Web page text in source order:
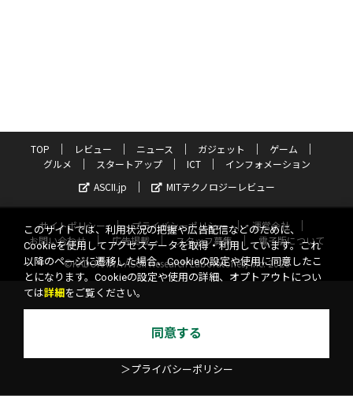
TOP レビュー ニュース ガジェット
ゲーム
グルメ
スタートアップ ICT
インフォメーション
ASCII.jp
MITテクノロジーレビュー
サイトポリシー プライバシーポリシー
運営会社
お問い合わせ
広告掲載 スタッフ募集
電子版について
©KADOKAWA ASCII Research Laboratories, Inc. 2026
このサイトでは、利用状況の把握や広告配信などのために、
Cookieを使用してアクセスデータを取得・利用しています。これ
以降のページに遷移した場合、Cookieの設定や使用に同意したこ
とになります。Cookieの設定や使用の詳細、オプトアウトについ
ては詳細 をご覧ください。
同意する
＞プライバシーポリシー